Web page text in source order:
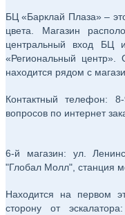
БЦ «Барклай Плаза» –
цвета. Магазин
центральный вход БЦ
«Региональный центр».
находится рядом с
Контактный телефон:
вопросов по интернет
6-й магазин: ул.
"Глобал Молл", станция
Находится на первом
сторону от